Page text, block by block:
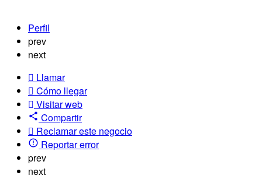
Perfil
prev
next
Llamar
Cómo llegar
Visitar web
Compartir
Reclamar este negocio
Reportar error
prev
next